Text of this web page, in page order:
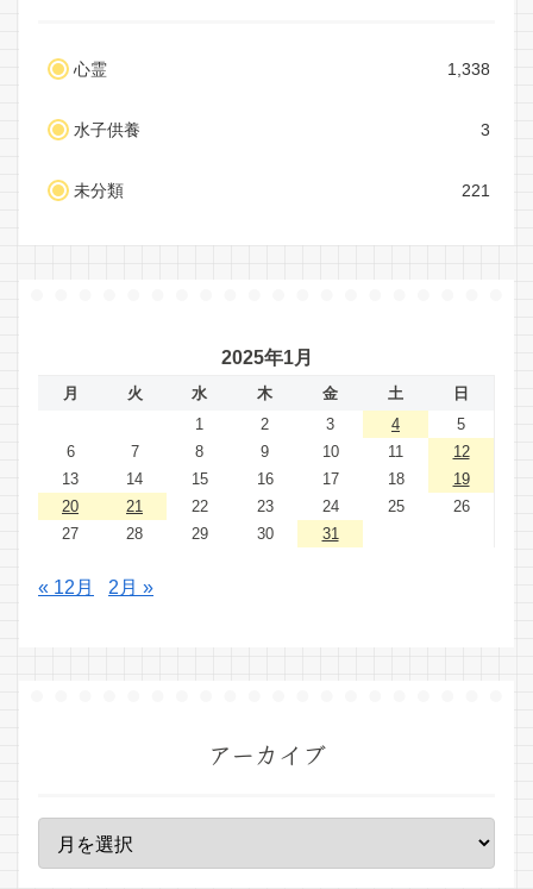
心霊 1,338
水子供養 3
未分類 221
2025年1月
月 火 水 木 金 土
日
1
2 3 4
5
6
7 8 9 10 11
12
13
14 15 16 17 18
19
20
21 22 23 24 25
26
27
28 29 30 31
« 12月 2月 »
アーカイブ